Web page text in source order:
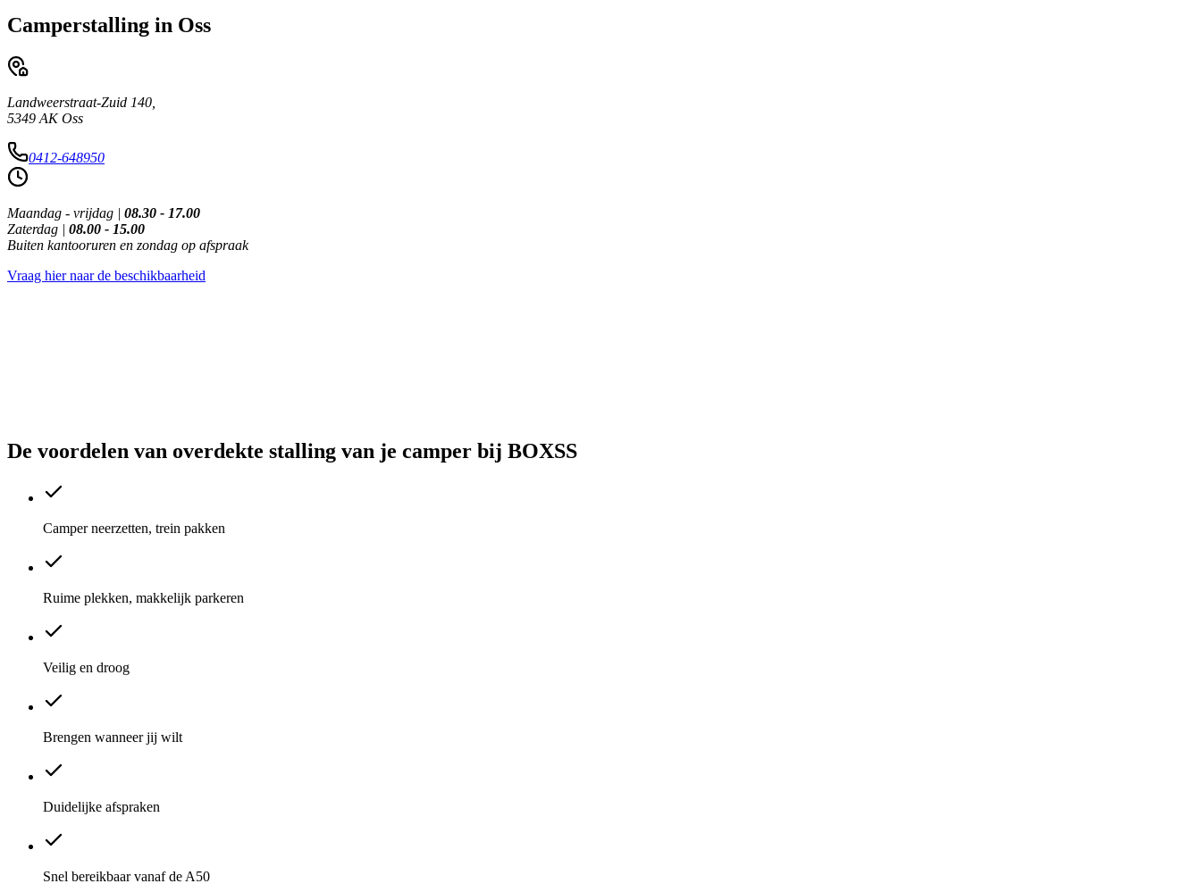
Camperstalling in Oss
Landweerstraat-Zuid 140,
5349 AK Oss
0412-648950
Maandag - vrijdag | 08.30 - 17.00
Zaterdag | 08.00 - 15.00
Buiten kantooruren en zondag op afspraak
Vraag hier naar de beschikbaarheid
De voordelen van overdekte stalling van je camper bij BOXSS
Camper neerzetten, trein pakken
Ruime plekken, makkelijk parkeren
Veilig en droog
Brengen wanneer jij wilt
Duidelijke afspraken
Snel bereikbaar vanaf de A50